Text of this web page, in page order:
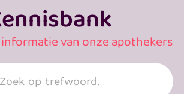
van onze apothekers